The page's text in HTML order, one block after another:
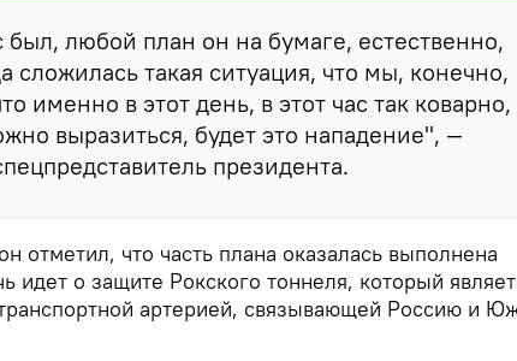
был, любой план он на бумаге, естественно,
сложилась такая ситуация, что мы, конечно,
именно в этот день, в этот час так коварно,
выразиться, будет это нападение", —
президента.
отметил, что часть плана оказалась выполнена
идет о защите Рокского тоннеля, который
артерией, связывающей Россию и